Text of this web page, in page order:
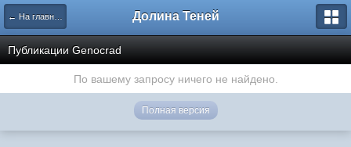
← На главную Долина Теней
Публикации Genocrad
По вашему запросу ничего не найдено.
Полная версия